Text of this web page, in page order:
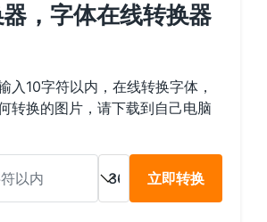
，字体在线转换器
入10字符以内，在线转换字体，
转换的图片，请下载到自己电脑
立即转换